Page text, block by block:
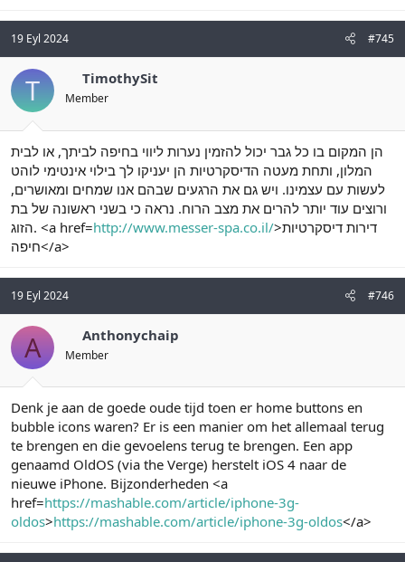
19 Eyl 2024 #745
T TimothySit
Member
הן המקום בו כל גבר יכול להזמין נערות ליווי בחיפה לביתך, או לבית
המלון, ותחת מעטה הדיסקרטיות הן יעניקו לך בילוי אינטימי לוהט
לעשות עם עצמינו. ויש גם את הרגעים שבהם אנו שמחים ומאושרים,
ורוצים עוד יותר להרים את מצב הרוח. נראה כי בשני ראשונה של בת
הזוג. <a href=http://www.messer-spa.co.il/>דירות דיסקרטיות
חיפה</a>
19 Eyl 2024 #746
A Anthonychaip
Member
Denk je aan de goede oude tijd toen er home buttons en
bubble icons waren? Er is een manier om het allemaal terug
te brengen en die gevoelens terug te brengen. Een app
genaamd OldOS (via the Verge) herstelt iOS 4 naar de
nieuwe iPhone. Bijzonderheden <a
href=https://mashable.com/article/iphone-3g-
oldos>https://mashable.com/article/iphone-3g-oldos</a>